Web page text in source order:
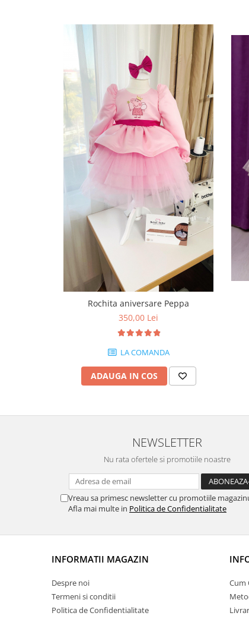
Rochita aniversare Peppa
350,00 Lei
LA COMANDA
ADAUGA IN COS
NEWSLETTER
Nu rata ofertele si promotiile noastre
Vreau sa primesc newsletter cu promotiile
Afla mai multe in Politica de Confidentialitate
INFORMATII MAGAZIN
Despre noi
Termeni si conditii
Politica de Confidentialitate
Cum